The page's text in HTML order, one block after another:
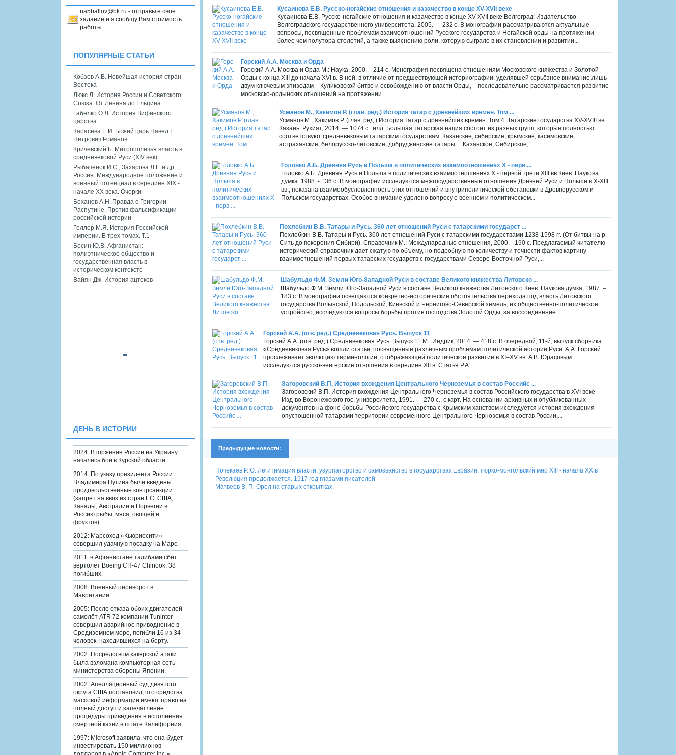
Кусаинова Е.В. Русско-ногайские отношения и казачество в конце XV-XVII веке
Кусаинова Е.В. Русско-ногайские отношения и казачество в конце XV-XVII веке Волгоград: Издательство
Волгоградского государственного университета, 2005. — 232 с. В монографии рассматриваются актуальные
вопросы, посвященные проблемам взаимоотношений Русского государства и Ногайской орды на протяжении
более чем полутора столетий, а также выяснению роли, которую сыграло в их становлении и развитии...
Горский А.А. Москва и Орда
Горский А.А. Москва и Орда М.: Наука, 2000. – 214 с. Монография посвящена отношениям Московского княжества и Золотой
Орды с конца XIII до начала XVI в. В ней, в отличие от предшествующей историографии, уделявшей серьёзное внимание лишь
двум ключевым эпизодам – Куликовской битве и освобождению от власти Орды, – последовательно рассматривается развитие
московско-ордынских отношений на протяжении...
Усманов М., Хакимов Р. (глав. ред.) История татар с древнейших времен. Том ...
Усманов М., Хакимов Р. (глав. ред.) История татар с древнейших времен. Том 4. Татарские государства XV-XVIII вв
Казань: Рухият, 2014. — 1074 с.: илл. Большая татарская нация состоит из разных групп, которые полностью
соответствуют средневековым татарским государствам. Казанские, сибирские, крымские, касимовские,
астраханские, белорусско-литовские, добруджинские татары… Казанское, Сибирское,...
Головко А.Б. Древняя Русь и Польша в политических взаимоотношениях X - перв ...
Головко А.Б. Древняя Русь и Польша в политических взаимоотношениях X - первой трети XIII вв Киев: Наукова
думка. 1988. - 136 с. В монографии исследуются межгосударственные отношения Древней Руси и Польши в X-XIII
вв., показана взаимообусловленность этих отношений и внутриполитической обстановки в Древнерусском и
Польском государствах. Особое внимание уделено вопросу о военном и политическом...
Похлебкин В.В. Татары и Русь. 360 лет отношений Руси с татарскими государст ...
Похлебкин В.В. Татары и Русь. 360 лет отношений Руси с татарскими государствами 1238-1598 гг. (От битвы на р.
Сить до покорения Сибири). Справочник М.: Международные отношения, 2000. - 190 с. Предлагаемый читателю
исторический справочник дает сжатую по объему, но подробную по количеству и точности фактов картину
взаимоотношений первых татарских государств с государствами Северо-Восточной Руси,...
Шабульдо Ф.М. Земли Юго-Западной Руси в составе Великого княжества Литовско ...
Шабульдо Ф.М. Земли Юго-Западной Руси в составе Великого княжества Литовского Киев: Наукова думка, 1987. –
183 с. В монографии освещаются конкретно-исторические обстоятельства перехода под власть Литовского
государства Волынской, Подольской, Киевской и Чернигово-Северской земель, их общественно-политическое
устройство, исследуются вопросы борьбы против господства Золотой Орды, за воссоединение...
Горский А.А. (отв. ред.) Средневековая Русь. Выпуск 11
Горский А.А. (отв. ред.) Средневековая Русь. Выпуск 11 М.: Индрик, 2014. — 418 с. В очередной, 11-й, выпуск сборника
«Средневековая Русь» вошли статьи, посвящённые различным проблемам политической истории Руси. А.А. Горский
прослеживает эволюцию терминологии, отображающей политическое развитие в XI–XV вв. А.В. Юрасовым
исследуются русско-венгерские отношения в середине XII в. Статья Р.А....
Загоровский В.П. История вхождения Центрального Черноземья в состав Российс ...
Загоровский В.П. История вхождения Центрального Черноземья в состав Российского государства в XVI веке
Изд-во Воронежского гос. университета, 1991. — 270 с., с карт. На основании архивных и опубликованных
документов на фоне борьбы Российского государства с Крымским ханством исследуется история вхождения
опустошенной татарами территории современного Центрального Черноземья в состав России,...
Предыдущие новости:
Почекаев Р.Ю. Легитимация власти, узурпаторство и самозванство в государствах Евразии: тюрко-монгольский мир XIII - начала XX в
Революция продолжается. 1917 год глазами писателей
Матвеев В. П. Орел на старых открытках.
na5ballov@bk.ru - отправьте свое
задание и я сообщу Вам стоимость
работы.
ПОПУЛЯРНЫЕ СТАТЬИ
Кобзев А.В. Новейшая история стран
Востока
Люкс Л. История России и Советского
Союза. От Ленина до Ельцина
Габелко О.Л. История Вифинского
царства
Карасева Е.И. Божий царь Павел I
Петрович Романов
Кричевский Б. Митрополичья власть в
средневековой Руси (XIV век)
Рыбаченок И.С., Захарова Л.Г. и др.
Россия: Международное положение и
военный потенциал в середине XIX -
начале XX века. Очерки
Боханов А.Н. Правда о Григории
Распутине. Против фальсификации
российской истории
Геллер М.Я. История Российской
империи. В трех томах. Т.1
Босин Ю.В. Афганистан:
полиэтническое общество и
государственная власть в
историческом контексте
Вайян Дж. История ацтеков
ДЕНЬ В ИСТОРИИ
2024: Вторжение России на Украину:
начались бои в Курской области.
2014: По указу президента России
Владимира Путина были введены
продовольственные контрсанкции
(запрет на ввоз из стран ЕС, США,
Канады, Австралии и Норвегии в
Россию рыбы, мяса, овощей и
фруктов).
2012: Марсоход «Кьюриосити»
совершил удачную посадку на Марс.
2011: в Афганистане талибами сбит
вертолёт Boeing CH-47 Chinook, 38
погибших.
2008: Военный переворот в
Мавритании.
2005: После отказа обоих двигателей
самолёт ATR 72 компании Tuninter
совершил аварийное приводнение в
Средиземном море, погибли 16 из 34
человек, находившихся на борту.
2002: Посредством хакерской атаки
была взломана компьютерная сеть
министерства обороны Японии.
2002: Апелляционный суд девятого
округа США постановил, что средства
массовой информации имеют право на
полный доступ и запечатление
процедуры приведения в исполнения
смертной казни в штате Калифорния.
1997: Microsoft заявила, что она будет
инвестировать 150 миллионов